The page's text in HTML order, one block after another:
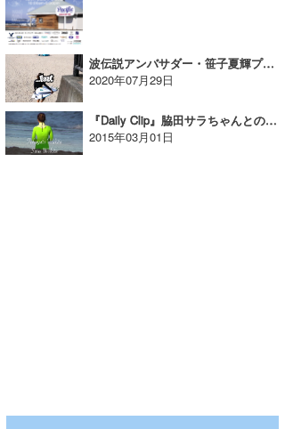
波伝説アンバサダー・笹子夏輝プロがLOST “ROCKET REDUX”をテストライド！
2020年07月29日
『Daily Clip』脇田サラちゃんとのセッション
2015年03月01日